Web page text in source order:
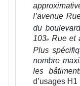
l’avenue
du
103e Rue et
Plus
nombre
les
d’usages